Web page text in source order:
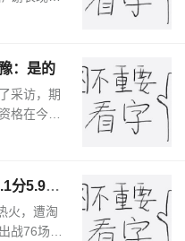
也没出
：是的
采访，期
格在今夏
是否有可
分5.9板
火，遭淘
战76场，